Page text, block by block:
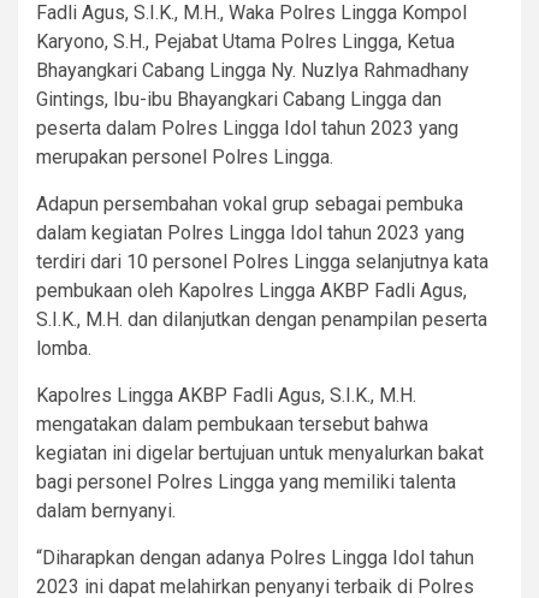
Fadli Agus, S.I.K., M.H., Waka Polres Lingga Kompol
Karyono, S.H., Pejabat Utama Polres Lingga, Ketua
Bhayangkari Cabang Lingga Ny. Nuzlya Rahmadhany
Gintings, Ibu-ibu Bhayangkari Cabang Lingga dan
peserta dalam Polres Lingga Idol tahun 2023 yang
merupakan personel Polres Lingga.
Adapun persembahan vokal grup sebagai pembuka
dalam kegiatan Polres Lingga Idol tahun 2023 yang
terdiri dari 10 personel Polres Lingga selanjutnya kata
pembukaan oleh Kapolres Lingga AKBP Fadli Agus,
S.I.K., M.H. dan dilanjutkan dengan penampilan peserta
lomba.
Kapolres Lingga AKBP Fadli Agus, S.I.K., M.H.
mengatakan dalam pembukaan tersebut bahwa
kegiatan ini digelar bertujuan untuk menyalurkan bakat
bagi personel Polres Lingga yang memiliki talenta
dalam bernyanyi.
“Diharapkan dengan adanya Polres Lingga Idol tahun
2023 ini dapat melahirkan penyanyi terbaik di Polres